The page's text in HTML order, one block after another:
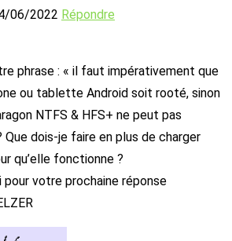
06/2022 Répondre
phrase : « il faut impérativement que
ou tablette Android soit rooté, sinon
NTFS & HFS+ ne peut pas
Que dois-je faire en plus de charger
qu’elle fonctionne ?
pour votre prochaine réponse